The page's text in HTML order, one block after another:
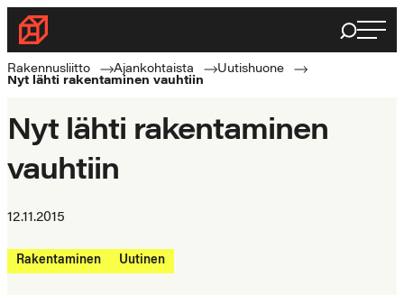
Siirry
suoraan
sisältöön
Rakennusliitto
Rakennusalan
ammattilaisten
Haku
Rakennusliitto Ajankohtaista
Uutishuone
Nyt lähti rakentaminen vauhtiin
Nyt lähti rakentaminen
vauhtiin
12.11.2015
Rakentaminen Uutinen